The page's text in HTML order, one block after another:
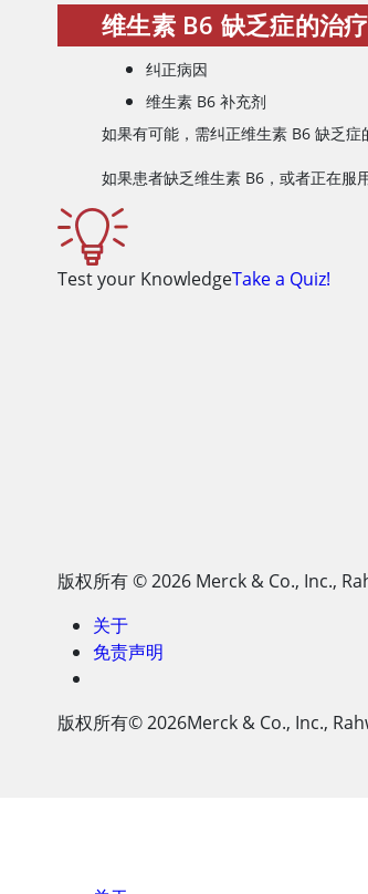
维生素 B6 缺乏症的治疗
纠正病因
维生素 B6 补充剂
如果有可能，需纠正维生素 B6 缺乏症
如果患者缺乏维生素 B6，或者正在服
Test your KnowledgeTake a Quiz!
版权所有© 2026 Merck & Co., Inc.,
关于
免责声明
版权所有© 2026Merck & Co., Inc.,